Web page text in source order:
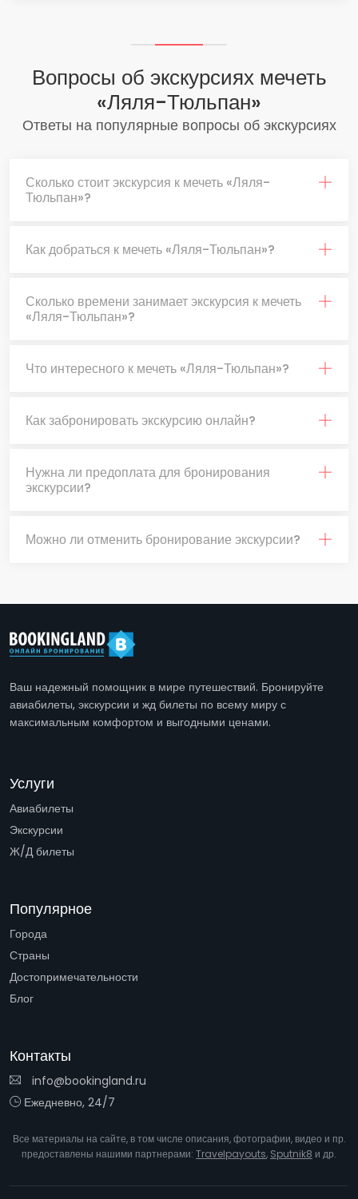
Вопросы об экскурсиях мечеть
«Ляля-Тюльпан»
Ответы на популярные вопросы об экскурсиях
Сколько стоит экскурсия к мечеть «Ляля-
Тюльпан»?
Как добраться к мечеть «Ляля-Тюльпан»?
Сколько времени занимает экскурсия к мечеть
«Ляля-Тюльпан»?
Что интересного к мечеть «Ляля-Тюльпан»?
Как забронировать экскурсию онлайн?
Нужна ли предоплата для бронирования
экскурсии?
Можно ли отменить бронирование экскурсии?
Ваш надежный помощник в мире путешествий. Бронируйте
авиабилеты, экскурсии и жд билеты по всему миру с
максимальным комфортом и выгодными ценами.
Услуги
Авиабилеты
Экскурсии
Ж/Д билеты
Популярное
Города
Страны
Достопримечательности
Блог
Контакты
info@bookingland.ru
Ежедневно, 24/7
Все материалы на сайте, в том числе описания, фотографии, видео и пр.
предоставлены нашими партнерами: Travelpayouts, Sputnik8 и др.